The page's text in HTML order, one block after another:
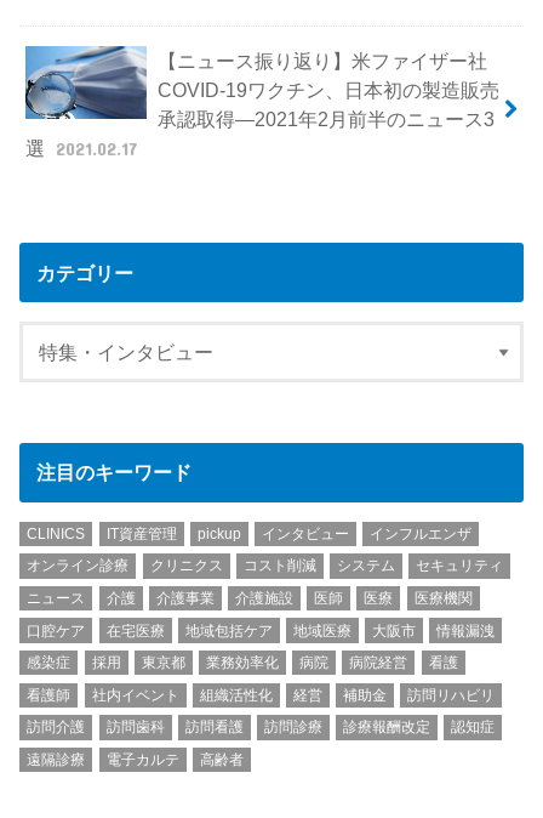
【ニュース振り返り】米ファイザー社
COVID-19ワクチン、日本初の製造販売
承認取得―2021年2月前半のニュース3
選
2021.02.17
カテゴリー
注目のキーワード
CLINICS IT資産管理 pickup インタビュー
インフルエンザ
オンライン診療
クリニクス コスト削減 システム
セキュリティ
ニュース
介護 介護事業 介護施設 医師 医療
医療機関
口腔ケア
在宅医療 地域包括ケア 地域医療 大阪市
情報漏洩
感染症
採用 東京都 業務効率化 病院 病院経営
看護
看護師
社内イベント 組織活性化 経営 補助金
訪問リハビリ
訪問介護
訪問歯科 訪問看護 訪問診療 診療報酬改定
認知症
遠隔診療
電子カルテ 高齢者